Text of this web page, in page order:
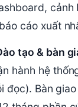
cảnh
cáo xuất
tạo & bàn
hành hệ
đọc). Bàn